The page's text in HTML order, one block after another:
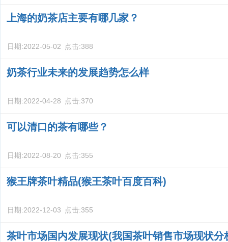
上海的奶茶店主要有哪几家？
日期:2022-05-02 点击:388
奶茶行业未来的发展趋势怎么样
日期:2022-04-28 点击:370
可以清口的茶有哪些？
日期:2022-08-20 点击:355
猴王牌茶叶精品(猴王茶叶百度百科)
日期:2022-12-03 点击:355
茶叶市场国内发展现状(我国茶叶销售市场现状分